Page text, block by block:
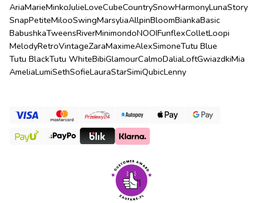
AriaMarieMinkoJulieLoveCubeCountrySnowHarmonyLunaStory
SnapPetiteMilooSwingMarsyliaAllpinBloomBiankaBasic
BabushkaTweensRiverMinimondoNOOIFunflexColletLoopi
MelodyRetroVintageZaraMaximeAlexSimoneTutu Blue
Tutu BlackTutu WhiteBibiGlamourCalmoDaliaLoftGwiazdkiMia
AmeliaLumiSethSofieLauraStarSimiQubicLenny